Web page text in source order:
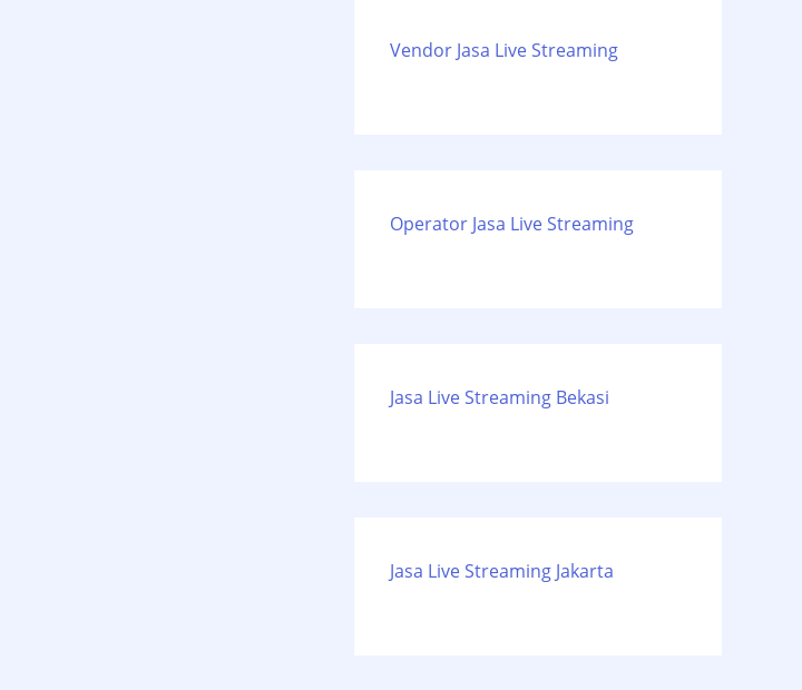
Vendor Jasa Live Streaming
Operator Jasa Live Streaming
Jasa Live Streaming Bekasi
Jasa Live Streaming Jakarta